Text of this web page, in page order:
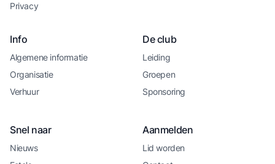
Privacy
Info
Algemene informatie
Organisatie
Verhuur
De club
Leiding
Groepen
Sponsoring
Snel naar
Nieuws
Aanmelden
Lid worden